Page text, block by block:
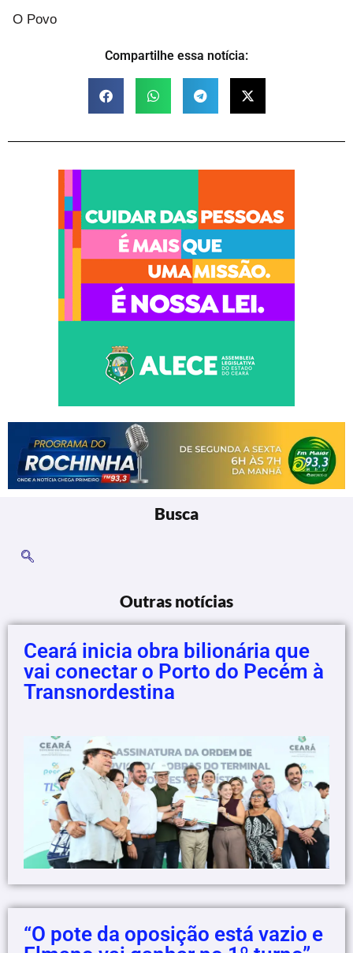
O Povo
Compartilhe essa notícia:
Busca
Outras notícias
Ceará inicia obra bilionária que
vai conectar o Porto do Pecém à
Transnordestina
“O pote da oposição está vazio e